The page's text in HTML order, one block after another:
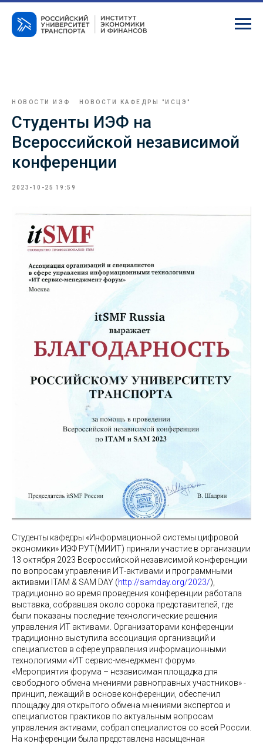
НОВОСТИ ИЭФ НОВОСТИ КАФЕДРЫ "ИСЦЭ"
Студенты ИЭФ на
Всероссийской независимой
конференции
2023-10-25 19:59
Студенты кафедры «Информационной системы цифровой
экономики» ИЭФ РУТ(МИИТ) приняли участие в организации
13 октября 2023 Всероссийской независимой конференции
по вопросам управления ИТ-активами и программными
активами ITAM & SAM DAY (http://samday.org/2023/),
традиционно во время проведения конференции работала
выставка, собравшая около сорока представителей, где
были показаны последние технологические решения
управления ИТ активами. Организаторами конференции
традиционно выступила ассоциация организаций и
специалистов в сфере управления информационными
технологиями «ИТ сервис-менеджмент форум».
«Мероприятия форума – независимая площадка для
свободного обмена мнениями равноправных участников» -
принцип, лежащий в основе конференции, обеспечил
площадку для открытого обмена мнениями экспертов и
специалистов практиков по актуальным вопросам
управления активами, собрал специалистов со всей России.
На конференции была представлена насыщенная